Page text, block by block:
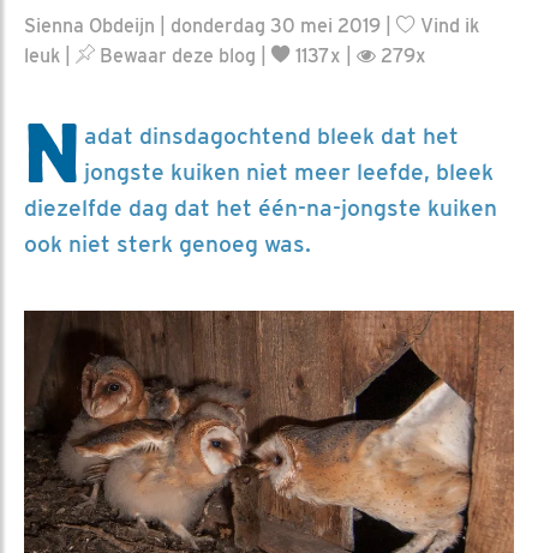
Sienna Obdeijn | donderdag 30 mei 2019 |
Vind ik
leuk
Bewaar deze blog 1137x | 279x
N adat dinsdagochtend bleek dat het
jongste kuiken niet meer leefde, bleek
diezelfde dag dat het één-na-jongste kuiken
ook niet sterk genoeg was.